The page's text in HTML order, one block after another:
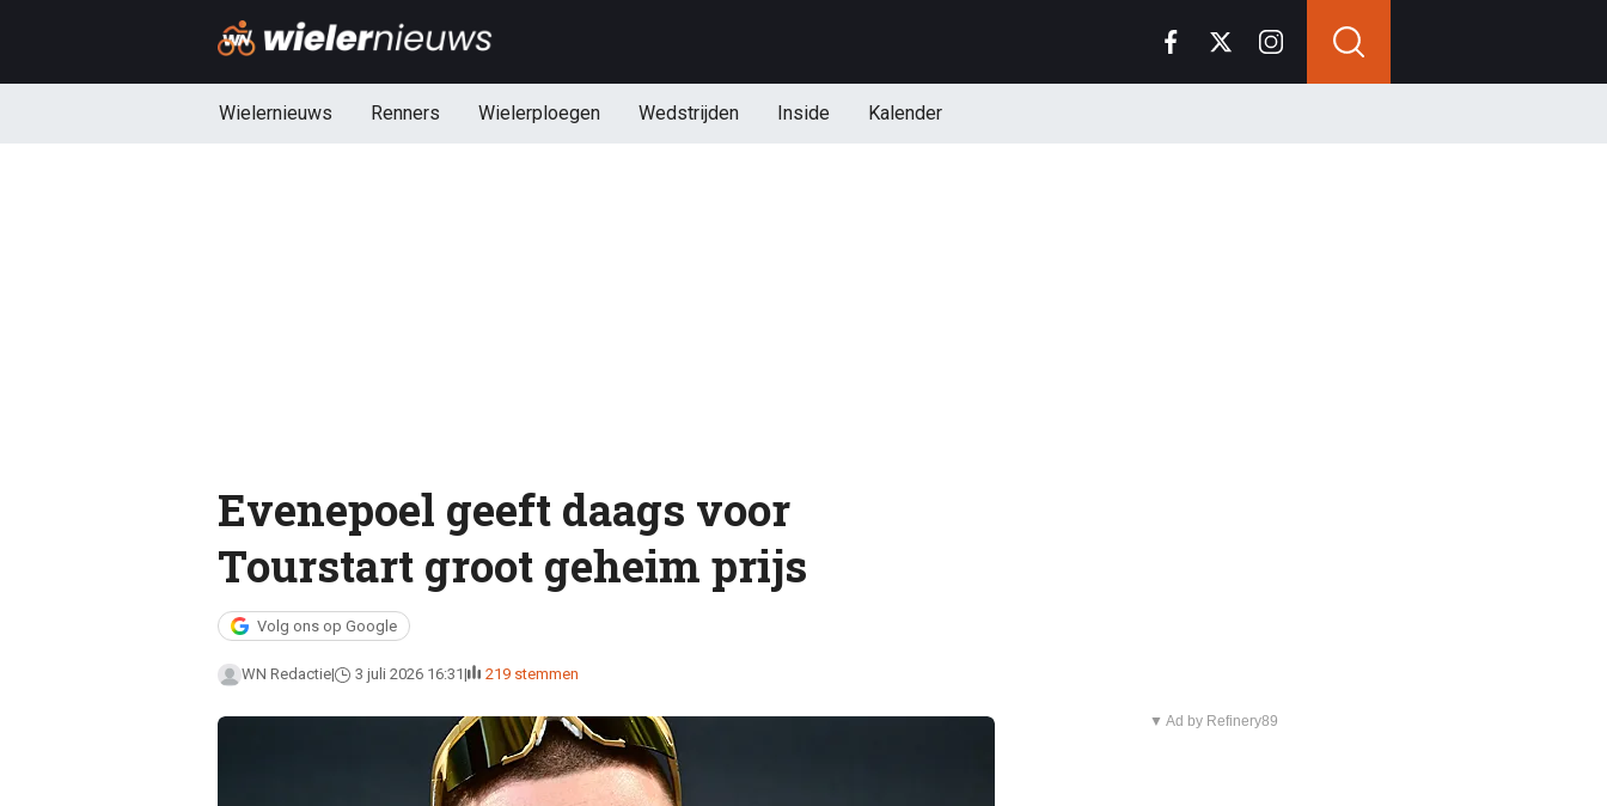
Wielernieuws Renners Wielerploegen Wedstrijden Inside Kalender
Evenepoel geeft daags voor
Tourstart groot geheim prijs
Volg ons op Google
WN Redactie 3 juli 2026 16:31 219 stemmen
▼ Ad by Refinery89